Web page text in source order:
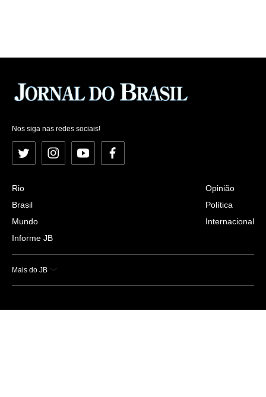
Nos siga nas redes sociais!
Twitter InstagramYouTubeFacebook
Rio
Brasil
Mundo
Informe JB
Opinião
Política
Internacional
Mais do JB
Esportes